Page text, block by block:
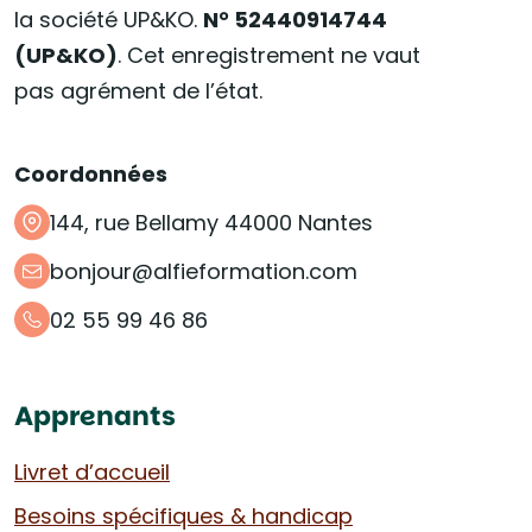
la société UP&KO. N° 52440914744
(UP&KO). Cet enregistrement ne vaut
pas agrément de l’état.
Coordonnées
144, rue Bellamy 44000 Nantes
bonjour@alfieformation.com
02 55 99 46 86
Apprenants
Livret d’accueil
Besoins spécifiques & handicap